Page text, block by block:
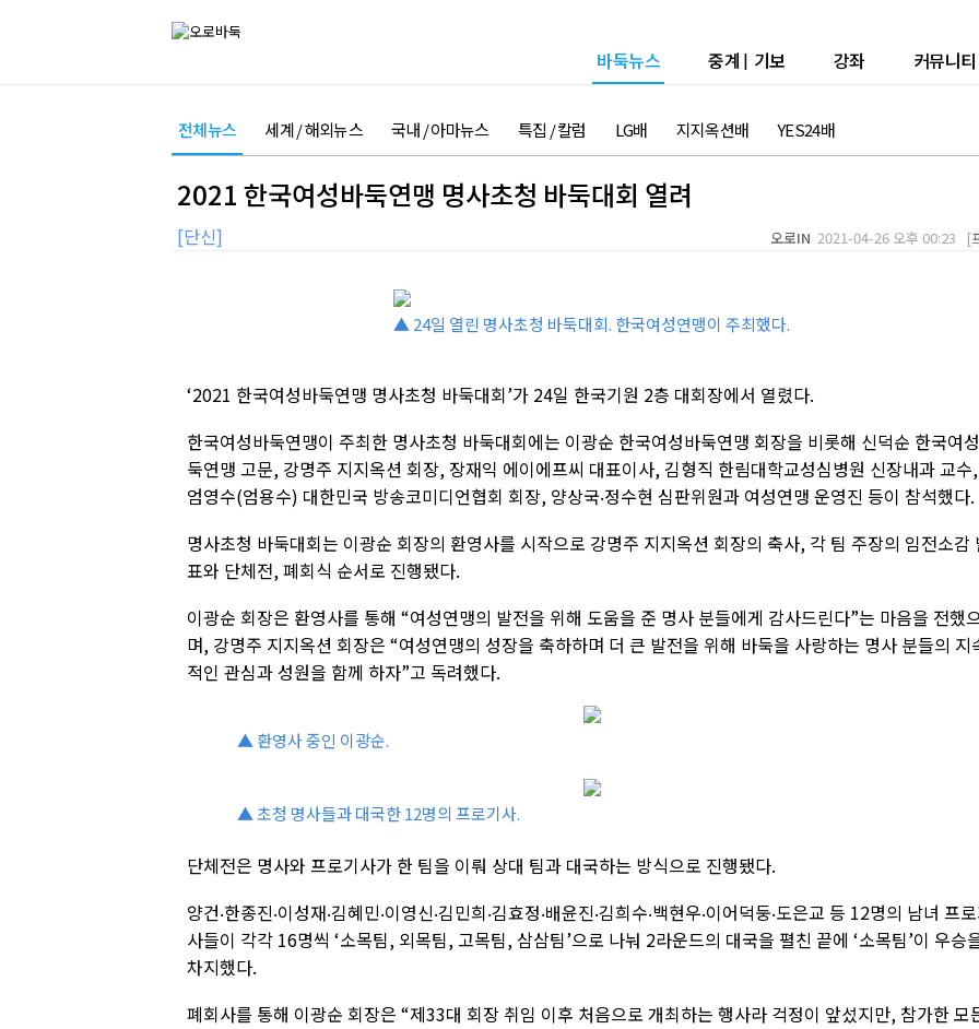
바둑뉴스 중계 | 기보 강좌 커뮤니티
전체뉴스 세계 / 해외뉴스 국내 / 아마뉴스 특집 / 칼럼 LG배 지지옥션배 YES24배
2021 한국여성바둑연맹 명사초청 바둑대회 열려
[단신] 오로IN 2021-04-26 오후 00:23 [
▲ 24일 열린 명사초청 바둑대회. 한국여성연맹이 주최했다.
‘2021 한국여성바둑연맹 명사초청 바둑대회’가 24일 한국기원 2층 대회장에서 열렸다.
한국여성바둑연맹이 주최한 명사초청 바둑대회에는 이광순 한국여성바둑연맹 회장을 비롯해 신덕순 한국여
둑연맹 고문, 강명주 지지옥션 회장, 장재익 에이에프씨 대표이사, 김형직 한림대학교성심병원 신장내과 교수,
엄영수(엄용수) 대한민국 방송코미디언협회 회장, 양상국‧정수현 심판위원과 여성연맹 운영진 등이 참석했다.
명사초청 바둑대회는 이광순 회장의 환영사를 시작으로 강명주 지지옥션 회장의 축사, 각 팀 주장의 임전소감
표와 단체전, 폐회식 순서로 진행됐다.
이광순 회장은 환영사를 통해 “여성연맹의 발전을 위해 도움을 준 명사 분들에게 감사드린다”는 마음을 전했
며, 강명주 지지옥션 회장은 “여성연맹의 성장을 축하하며 더 큰 발전을 위해 바둑을 사랑하는 명사 분들의 지
적인 관심과 성원을 함께 하자”고 독려했다.
▲ 환영사 중인 이광순.
▲ 초청 명사들과 대국한 12명의 프로기사.
단체전은 명사와 프로기사가 한 팀을 이뤄 상대 팀과 대국하는 방식으로 진행됐다.
양건‧한종진‧이성재‧김혜민‧이영신‧김민희‧김효정‧배윤진‧김희수‧백현우‧이어덕둥‧도은교 등 12명의 남녀 프
사들이 각각 16명씩 ‘소목팀, 외목팀, 고목팀, 삼삼팀’으로 나눠 2라운드의 대국을 펼친 끝에 ‘소목팀’이 우승
차지했다.
폐회사를 통해 이광순 회장은 “제33대 회장 취임 이후 처음으로 개최하는 행사라 걱정이 앞섰지만, 참가한 모